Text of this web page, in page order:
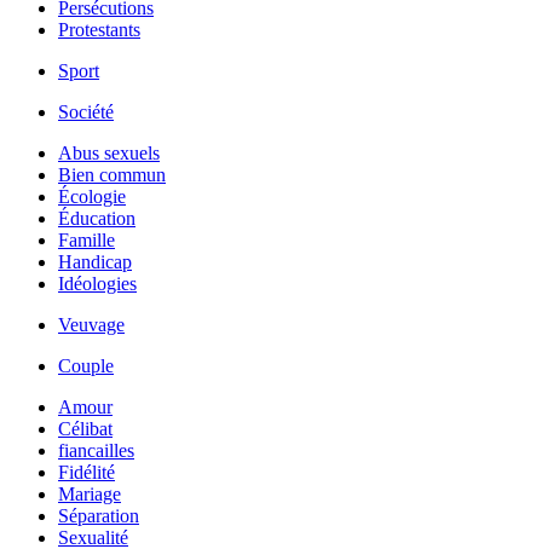
Persécutions
Protestants
Sport
Société
Abus sexuels
Bien commun
Écologie
Éducation
Famille
Handicap
Idéologies
Veuvage
Couple
Amour
Célibat
fiancailles
Fidélité
Mariage
Séparation
Sexualité